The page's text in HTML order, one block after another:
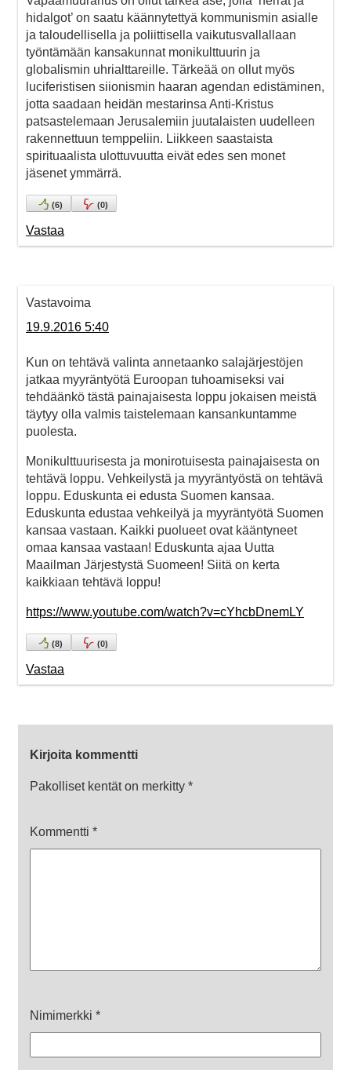
hidalgot’ on saatu käännytettyä kommunismin asialle
ja taloudellisella ja poliittisella vaikutusvallallaan
työntämään kansakunnat monikulttuurin ja
globalismin uhrialttareille. Tärkeää on ollut myös
luciferistisen siionismin haaran agendan edistäminen,
jotta saadaan heidän mestarinsa Anti-Kristus
patsastelemaan Jerusalemiin juutalaisten uudelleen
rakennettuun temppeliin. Liikkeen saastaista
spirituaalista ulottuvuutta eivät edes sen monet
jäsenet ymmärrä.
(6) (0)
Vastaa
Vastavoima
19.9.2016 5:40
Kun on tehtävä valinta annetaanko salajärjestöjen
jatkaa myyräntyötä Euroopan tuhoamiseksi vai
tehdäänkö tästä painajaisesta loppu jokaisen meistä
täytyy olla valmis taistelemaan kansankuntamme
puolesta.
Monikulttuurisesta ja monirotuisesta painajaisesta on
tehtävä loppu. Vehkeilystä ja myyräntyöstä on tehtävä
loppu. Eduskunta ei edusta Suomen kansaa.
Eduskunta edustaa vehkeilyä ja myyräntyötä Suomen
kansaa vastaan. Kaikki puolueet ovat kääntyneet
omaa kansaa vastaan! Eduskunta ajaa Uutta
Maailman Järjestystä Suomeen! Siitä on kerta
kaikkiaan tehtävä loppu!
https://www.youtube.com/watch?v=cYhcbDnemLY
(8) (0)
Vastaa
Kirjoita kommentti
Pakolliset kentät on merkitty *
Kommentti *
Nimimerkki *